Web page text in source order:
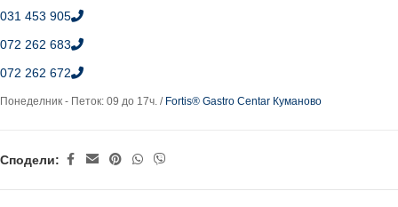
031 453 905
072 262 683
072 262 672
Понеделник - Петок: 09 до 17ч. / Fortis® Gastro Centar Куманово
Сподели: